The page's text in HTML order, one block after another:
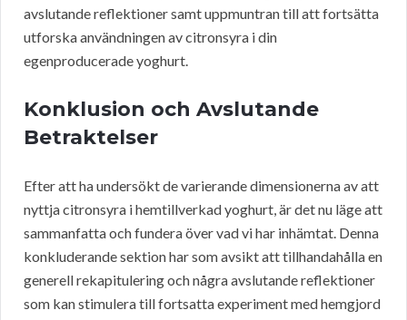
avslutande reflektioner samt uppmuntran till att fortsätta
utforska användningen av citronsyra i din
egenproducerade yoghurt.
Konklusion och Avslutande
Betraktelser
Efter att ha undersökt de varierande dimensionerna av att
nyttja citronsyra i hemtillverkad yoghurt, är det nu läge att
sammanfatta och fundera över vad vi har inhämtat. Denna
konkluderande sektion har som avsikt att tillhandahålla en
generell rekapitulering och några avslutande reflektioner
som kan stimulera till fortsatta experiment med hemgjord